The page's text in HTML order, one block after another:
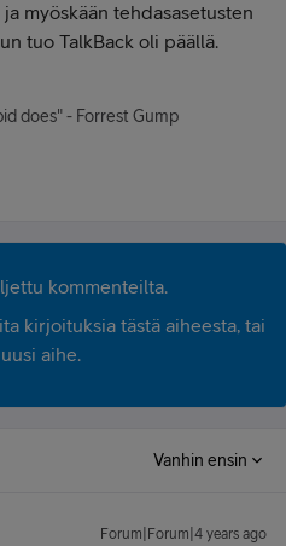
myöskään tehdasasetusten
tuo TalkBack oli päällä.
does" - Forrest Gump
kommenteilta.
kirjoituksia tästä aiheesta, tai
aihe.
Vanhin ensin
Forum|Forum|4 years ago